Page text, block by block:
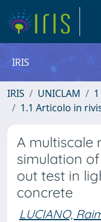
IRIS
IRIS UNICLAM
1.1 Articolo in
A multiscale
simulation
out test in
concrete
LUCIANO,